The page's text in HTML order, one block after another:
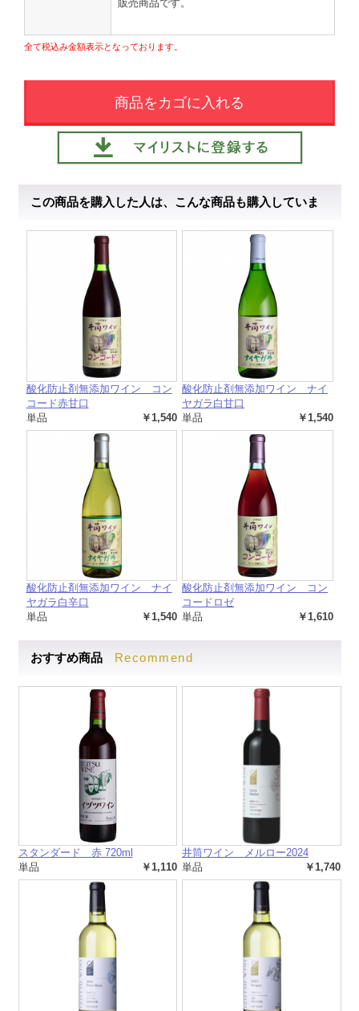
販売商品です。
全て税込み金額表示となっております。
商品をカゴに入れる
この商品を購入した人は、こんな商品も購入していま
酸化防止剤無添加ワイン コン
コード赤甘口
単品
￥1,540
酸化防止剤無添加ワイン ナイ
ヤガラ白甘口
単品
￥1,540
酸化防止剤無添加ワイン ナイ
ヤガラ白辛口
単品
￥1,540
酸化防止剤無添加ワイン コン
コードロゼ
単品
￥1,610
おすすめ商品 Recommend
スタンダード 赤 720ml
単品
￥1,110
井筒ワイン メルロー2024
単品
￥1,740